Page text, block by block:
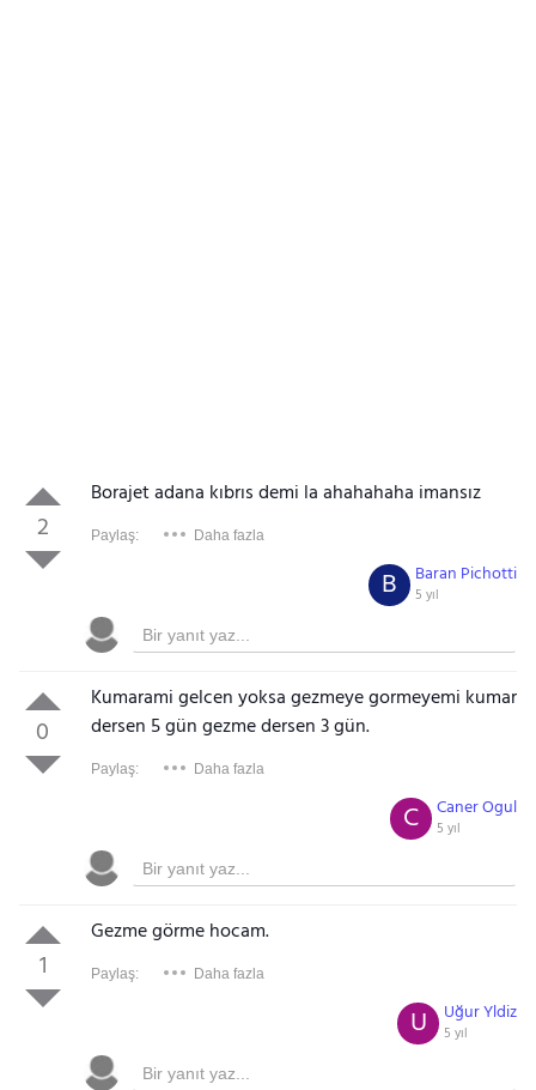
2
Borajet adana kıbrıs demi la ahahahaha imansız
Paylaş: Daha fazla
Baran Pichotti
5 yıl
B
0
Kumarami gelcen yoksa gezmeye gormeyemi kumar
dersen 5 gün gezme dersen 3 gün.
Paylaş: Daha fazla
Caner Ogul
5 yıl
C
1
Gezme görme hocam.
Paylaş: Daha fazla
Uğur Yldiz
5 yıl
U